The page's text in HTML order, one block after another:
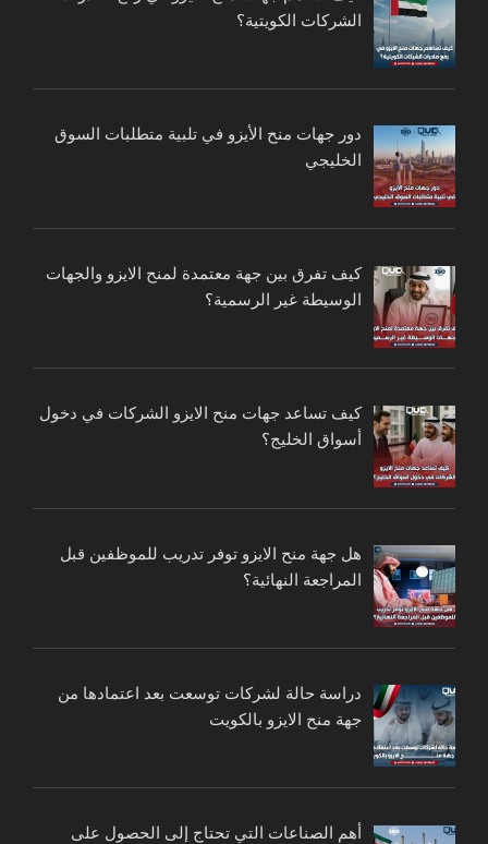
الشركات الكويتية؟
دور جهات منح الأيزو في تلبية متطلبات السوق
الخليجي
كيف تفرق بين جهة معتمدة لمنح الايزو والجهات
الوسيطة غير الرسمية؟
كيف تساعد جهات منح الايزو الشركات في دخول
أسواق الخليج؟
هل جهة منح الايزو توفر تدريب للموظفين قبل
المراجعة النهائية؟
دراسة حالة لشركات توسعت بعد اعتمادها من
جهة منح الايزو بالكويت
أهم الصناعات التي تحتاج إلى الحصول على